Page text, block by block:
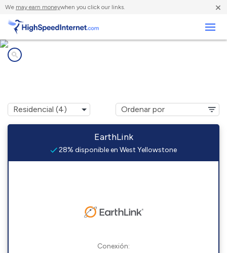
We may earn moneywhen you click our links. ×
EarthLink
28% disponible en West Yellowstone
Conexión: